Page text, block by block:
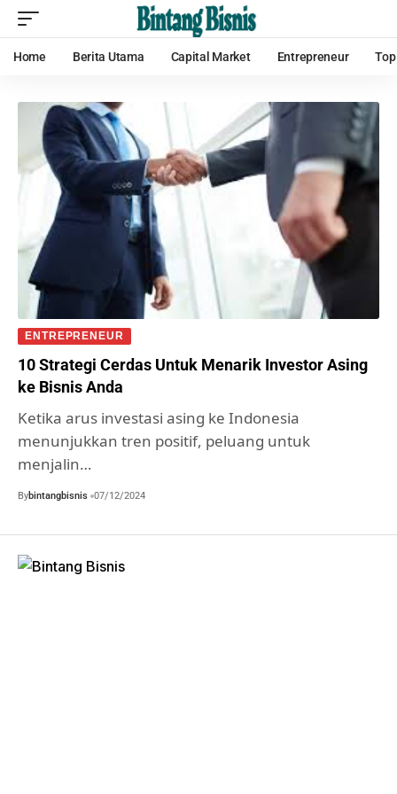
Home Berita Utama Capital Market Entrepreneur
ENTREPRENEUR
10 Strategi Cerdas Untuk Menarik Investor Asing
ke Bisnis Anda
Ketika arus investasi asing ke Indonesia
menunjukkan tren positif, peluang untuk
menjalin…
Bybintangbisnis 07/12/2024